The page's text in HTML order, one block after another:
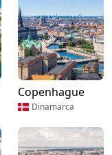
Copenhague
Dinamarca